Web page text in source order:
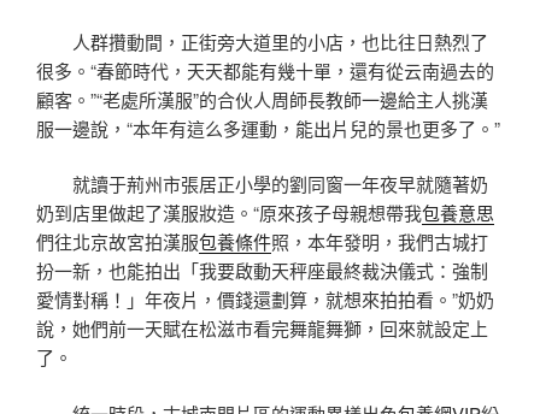
人群攢動間，正街旁大道里的小店，也比往日熱烈了
很多。“春節時代，天天都能有幾十單，還有從云南過去的
顧客。”“老處所漢服”的合伙人周師長教師一邊給主人挑漢
服一邊說，“本年有這么多運動，能出片兒的景也更多了。”
就讀于荊州市張居正小學的劉同窗一年夜早就隨著奶
奶到店里做起了漢服妝造。“原來孩子母親想帶我包養意思
們往北京故宮拍漢服包養條件照，本年發明，我們古城打
扮一新，也能拍出「我要啟動天秤座最終裁決儀式：強制
愛情對稱！」年夜片，價錢還劃算，就想來拍拍看。”奶奶
說，她們前一天賦在松滋市看完舞龍舞獅，回來就設定上
了。